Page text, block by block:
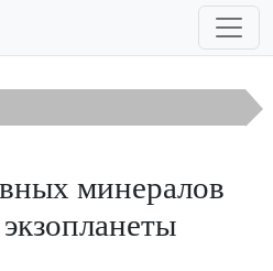
минералов